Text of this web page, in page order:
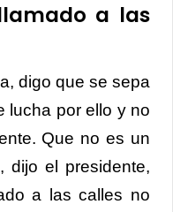
a las
digo que se sepa
lucha por ello y no
Que no es un
dijo el presidente,
a las calles no